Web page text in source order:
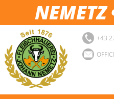
NEMETZ
+43